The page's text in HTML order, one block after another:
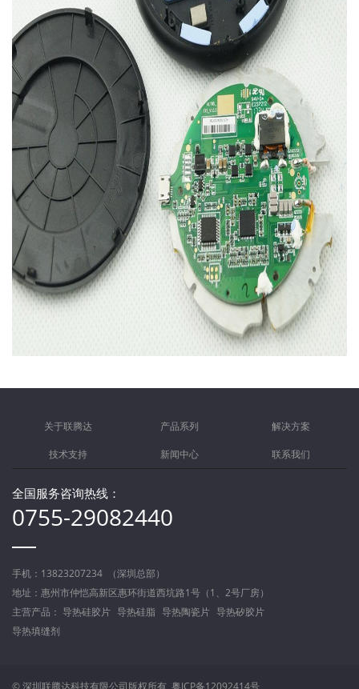
关于联腾达 产品系列 解决方案
技术支持 新闻中心 联系我们
全国服务咨询热线：
0755-29082440
手机：13823207234 （深圳总部）
地址：惠州市仲恺高新区惠环街道西坑路1号（1、2号厂房）
主营产品： 导热硅胶片 导热硅脂 导热陶瓷片 导热矽胶片
导热填缝剂
© 深圳联腾达科技有限公司版权所有 粤ICP备12092414号